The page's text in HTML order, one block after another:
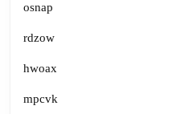
osnap
rdzow
hwoax
mpcvk